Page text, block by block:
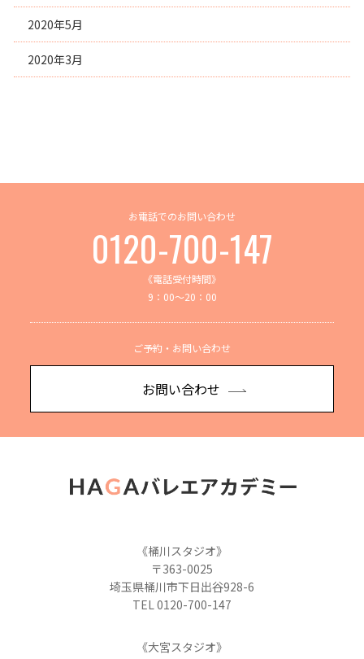
2020年5月
2020年3月
お電話でのお問い合わせ
0120-700-147
《電話受付時間》
9：00～20：00
ご予約・お問い合わせ
お問い合わせ
《桶川スタジオ》
〒363-0025
埼玉県桶川市下日出谷928-6
TEL 0120-700-147
《大宮スタジオ》